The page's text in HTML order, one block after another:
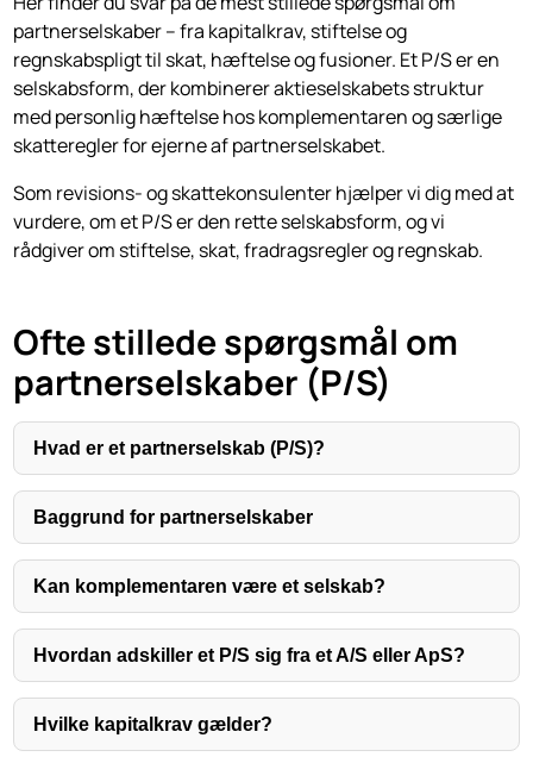
partnerselskaber – fra kapitalkrav, stiftelse og
regnskabspligt til skat, hæftelse og fusioner. Et P/S er en
selskabsform, der kombinerer aktieselskabets struktur
med personlig hæftelse hos komplementaren og særlige
skatteregler for ejerne af partnerselskabet.
Som revisions- og skattekonsulenter hjælper vi dig med at
vurdere, om et P/S er den rette selskabsform, og vi
rådgiver om stiftelse, skat, fradragsregler og regnskab.
Ofte stillede spørgsmål om
partnerselskaber (P/S)
Hvad er et partnerselskab (P/S)?
Baggrund for partnerselskaber
Kan komplementaren være et selskab?
Hvordan adskiller et P/S sig fra et A/S eller ApS?
Hvilke kapitalkrav gælder?